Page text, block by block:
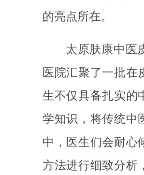
的亮点所在。
太原肤康中医
医院汇聚了一批在
生不仅具备扎实的
学知识，将传统中
中，医生们会耐心
方法进行细致分析